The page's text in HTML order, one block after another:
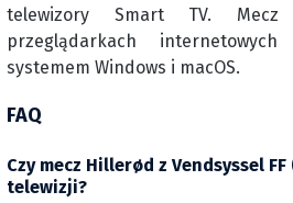
telewizory Smart TV.
przeglądarkach
systemem Windows i macOS.
FAQ
Czy mecz Hillerød z Vendsyssel FF
telewizji?